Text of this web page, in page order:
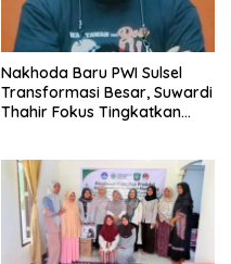
Nakhoda Baru PWI Sulsel
Transformasi Besar, Suwardi
Thahir Fokus Tingkatkan